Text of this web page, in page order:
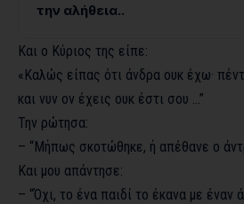
την αλήθεια..
Και ο Κύριος της είπε:
«Καλώς είπας ότι άνδρα ουκ έχω·
και νυν ον έχεις ουκ έστι σου …”
Την ρώτησα:
– “Μήπως σκοτώθηκε, ή απέθανε ο
Και μου απάντησε:
– “Όχι, το ένα παιδί το έκανα με έναν